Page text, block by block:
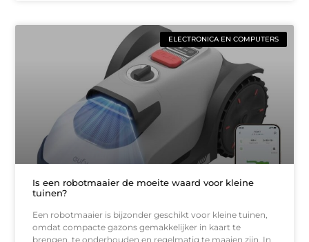
ELECTRONICA EN COMPUTERS
Is een robotmaaier de moeite waard voor kleine
tuinen?
Een robotmaaier is bijzonder geschikt voor kleine tuinen,
omdat compacte gazons gemakkelijker in kaart te
brengen, te onderhouden en regelmatig te maaien zijn. In